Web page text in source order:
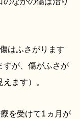
はふさがります
すが、傷がふさが
ます）。
を受けて1ヵ月が